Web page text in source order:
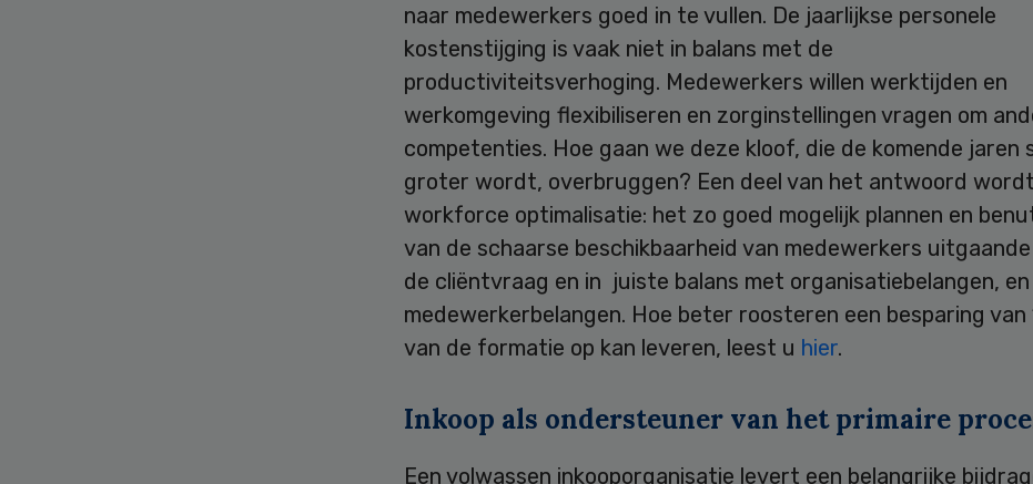
naar medewerkers goed in te vullen. De jaarlijkse personele
kostenstijging is vaak niet in balans met de
productiviteitsverhoging. Medewerkers willen werktijden en
werkomgeving flexibiliseren en zorginstellingen vragen om
competenties. Hoe gaan we deze kloof, die de komende jaren
groter wordt, overbruggen? Een deel van het antwoord
workforce optimalisatie: het zo goed mogelijk plannen en
van de schaarse beschikbaarheid van medewerkers
de cliëntvraag en in juiste balans met organisatiebelangen, en
medewerkerbelangen. Hoe beter roosteren een besparing van
van de formatie op kan leveren, leest u hier.
Inkoop als ondersteuner van het primaire
Een volwassen inkooporganisatie levert een belangrijke